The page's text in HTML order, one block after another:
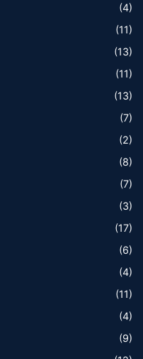
(4)
(11)
(13)
(11)
(13)
(7)
(2)
(8)
(7)
(3)
(17)
(6)
(4)
(11)
(4)
(9)